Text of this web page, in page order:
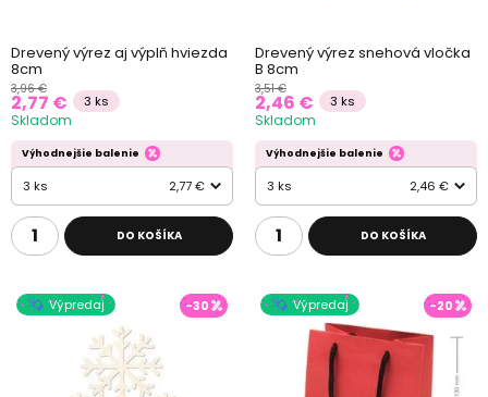
Drevený výrez aj výplň hviezda
8cm
3,96 €
2,77 € 3 ks
Skladom
Výhodnejšie balenie
3 ks 2,77 €
DO KOŠÍKA
Drevený výrez snehová vločka
B 8cm
3,51 €
2,46 € 3 ks
Skladom
Výhodnejšie balenie
3 ks 2,46 €
DO KOŠÍKA
Výpredaj -30 Výpredaj -20